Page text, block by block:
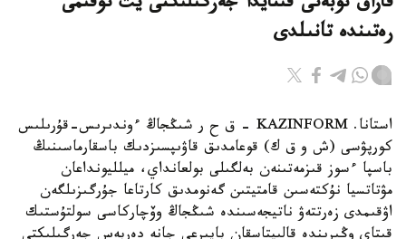
رەتىندە تانىلدى
استانا. KAZINFORM – ق ح ر شىڭجاڭ ءوندىرىس-قۇرىلىس
كورپۋسى (ش و ق ك) قوعامدىق قاۋىپسىزدىك باسقارماسىنىڭ
باسپا ءسوز قىزمەتىنەن بەلگىلى بولعانداي، ميلليونداعان
مۋتاتسيا نۇكتەسىن قامتيتىن گەنومدىق كارتاعا جۇرگىزىلگەن
اۋقىمدى زەرتتەۋ ناتيجەسىندە شىڭجاڭ وۆچاركاسى سولتۇستىك